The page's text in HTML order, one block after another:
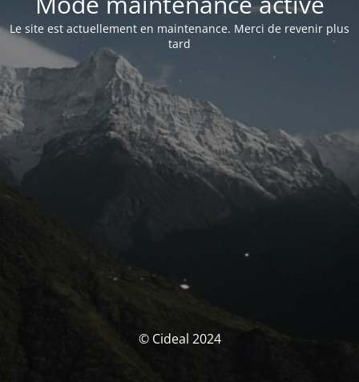
Le site est actuellement en maintenance. Merci de revenir plus
tard
© Cideal 2024